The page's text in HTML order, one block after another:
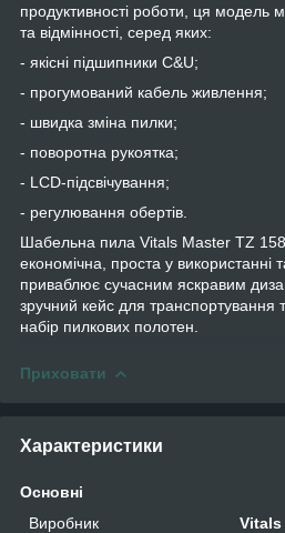
продуктивності роботи, ця модель
та відмінності, серед яких:
- якісні підшипники C&U;
- прогумований кабель живлення;
- швидка зміна пилки;
- поворотна рукоятка;
- LCD-підсвічування;
- регулювання обертів.
Шабельна пила Vitals Master TZ
економічна, проста у використанні
приваблює сучасним яскравим
зручний кейс для транспортування
набір пилкових полотен.
Приховати
Характеристики
Основні
Виробник
Vitals